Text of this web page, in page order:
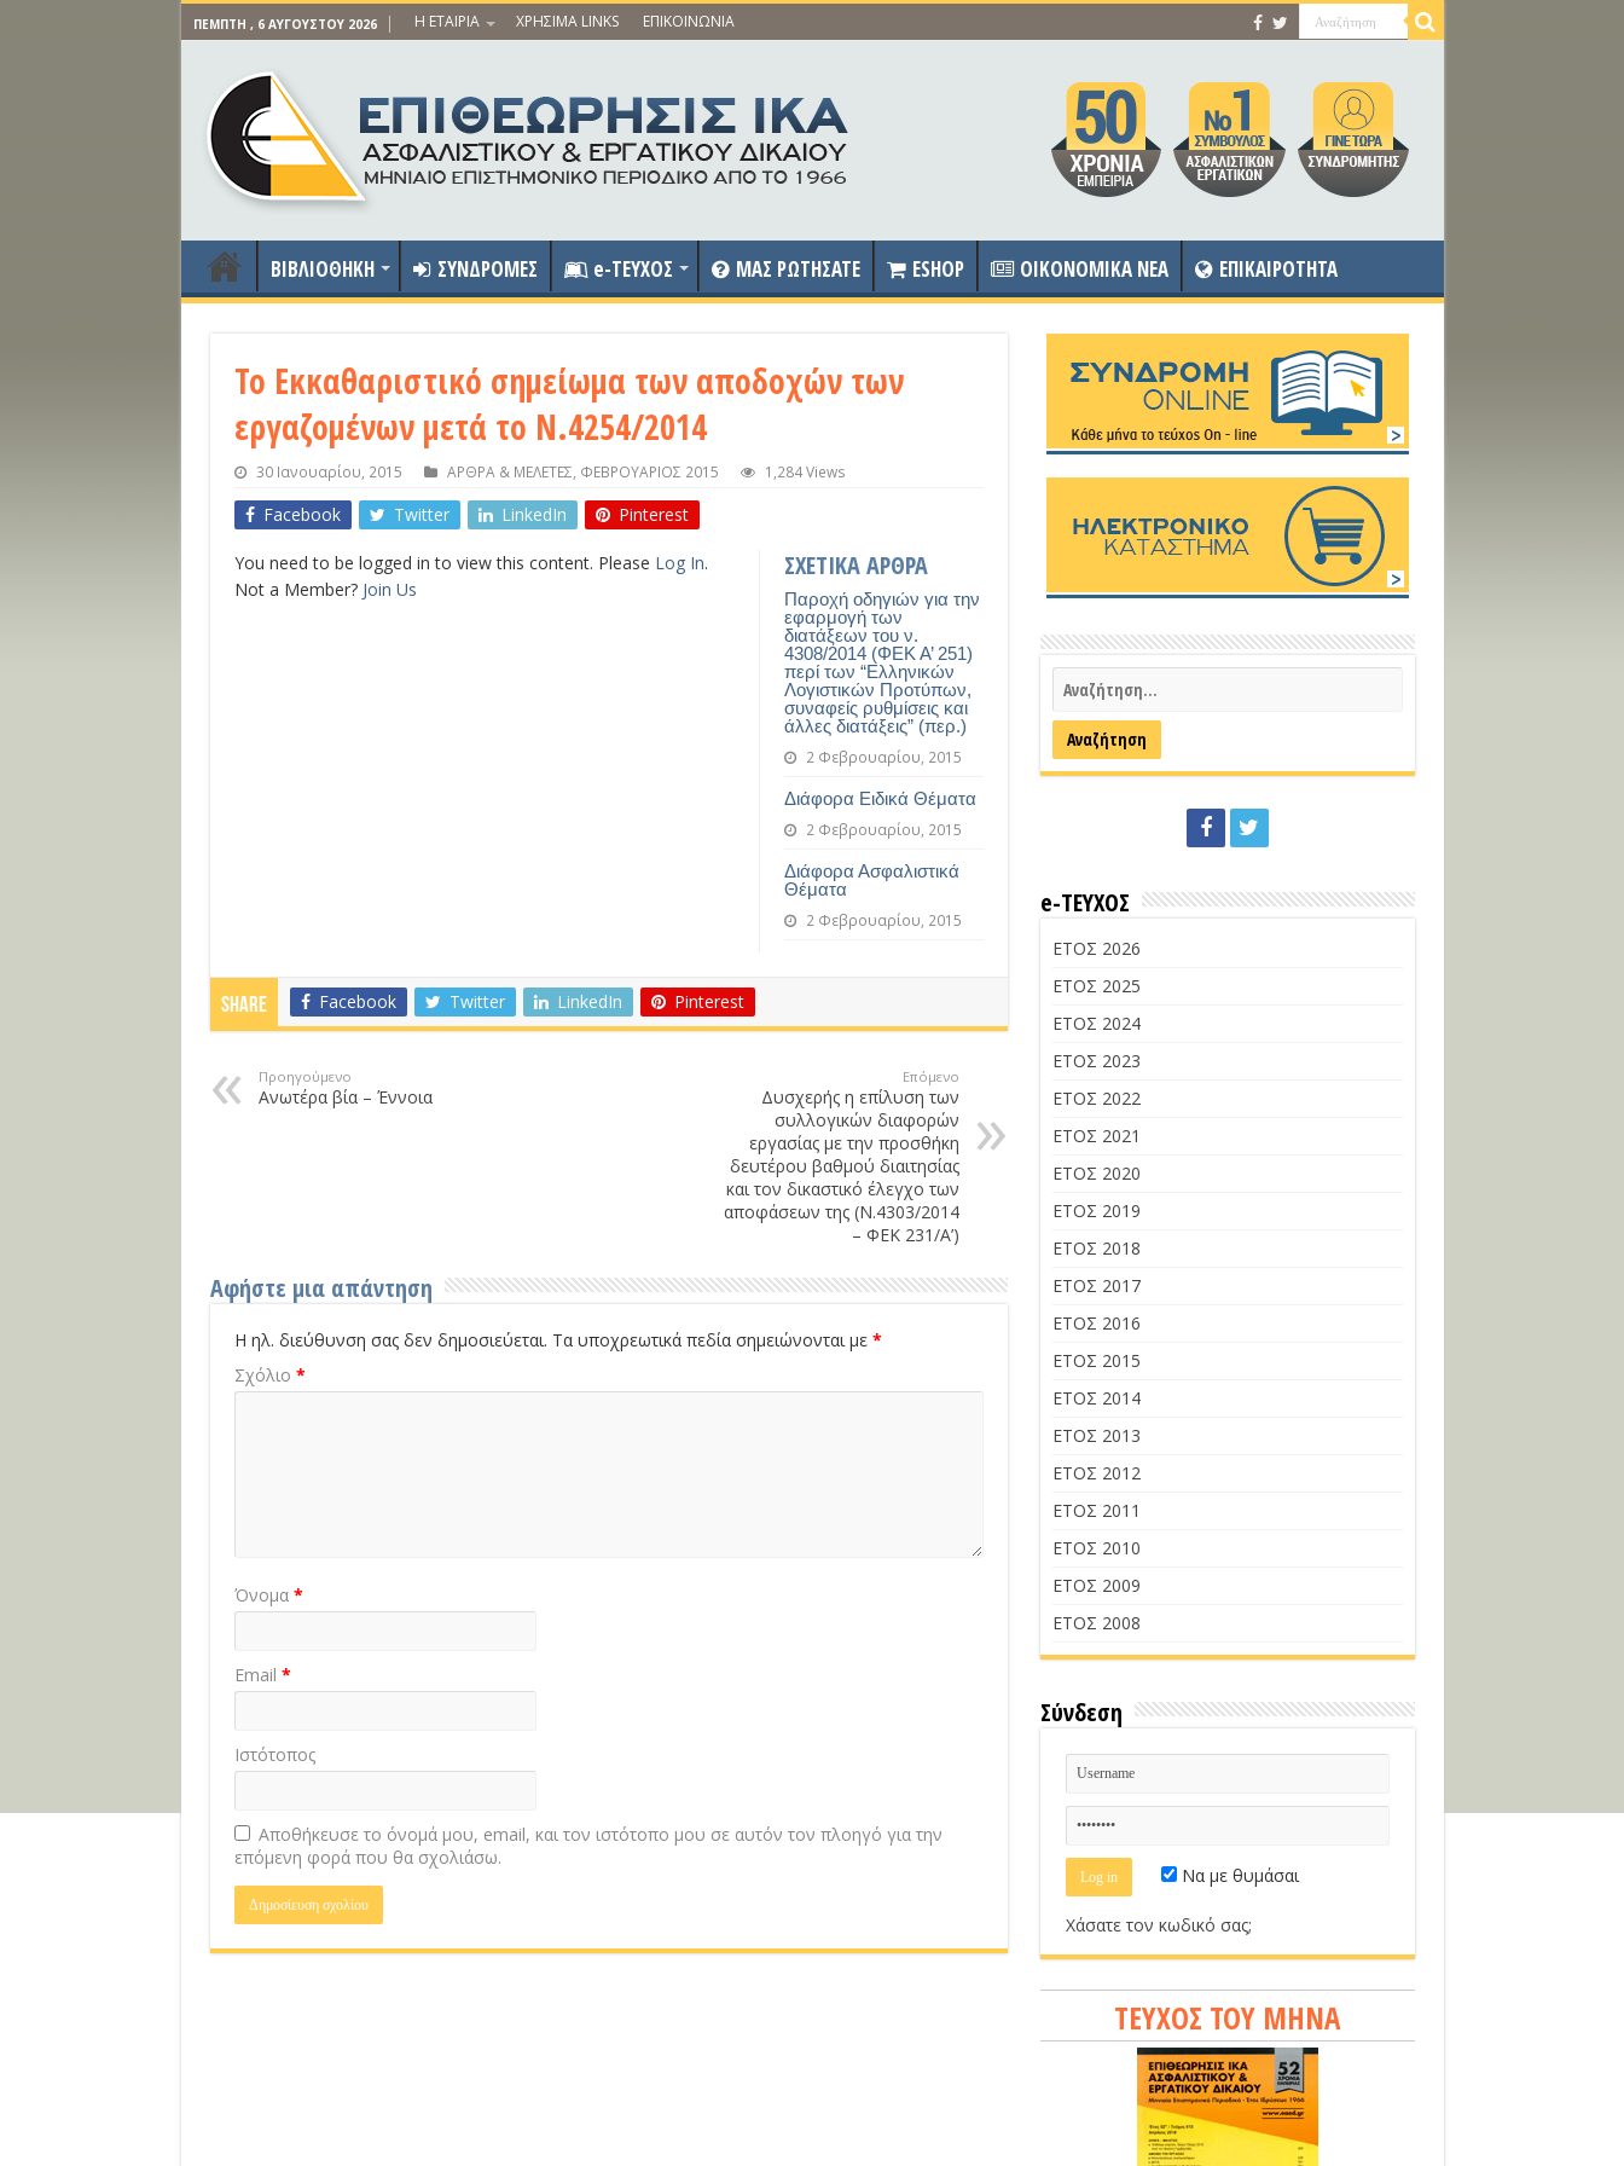
ΠΈΜΠΤΗ , 6 ΑΥΓΟΎΣΤΟΥ 2026 Η ΕΤΑΙΡΙΑ ΧΡΗΣΙΜΑ LINKS ΕΠΙΚΟΙΝΩΝΙΑ
ΒΙΒΛΙΟΘΗΚΗ ΣΥΝΔΡΟΜΕΣ e-ΤΕΥΧΟΣ ΜΑΣ ΡΩΤΗΣΑΤΕ ESHOP OIKONOMIKA NEA ΕΠΙΚΑΙΡΟΤΗΤΑ
Το Εκκαθαριστικό σημείωμα των αποδοχών των
εργαζομένων μετά το Ν.4254/2014
30 Ιανουαρίου, 2015 ΑΡΘΡΑ & ΜΕΛΕΤΕΣ ΦΕΒΡΟΥΑΡΙΟΣ 2015 1,284 Views
Facebook Twitter LinkedIn Pinterest
ΣΧΕΤΙΚΑ ΑΡΘΡΑ
Παροχή οδηγιών για την
εφαρμογή των
διατάξεων του ν.
4308/2014 (ΦΕΚ Α’ 251)
περί των “Ελληνικών
Λογιστικών Προτύπων,
συναφείς ρυθμίσεις και
άλλες διατάξεις” (περ.)
2 Φεβρουαρίου, 2015
Διάφορα Ειδικά Θέματα
2 Φεβρουαρίου, 2015
Διάφορα Ασφαλιστικά
Θέματα
2 Φεβρουαρίου, 2015
You need to be logged in to view this content. Please Log In.
Not a Member? Join Us
Share Facebook Twitter LinkedIn Pinterest
Προηγούμενο
Ανωτέρα βία – Έννοια
Επόμενο
Δυσχερής η επίλυση των
συλλογικών διαφορών
εργασίας με την προσθήκη
δευτέρου βαθμού διαιτησίας
και τον δικαστικό έλεγχο των
αποφάσεων της (Ν.4303/2014
– ΦΕΚ 231/Α’)
Αφήστε μια απάντηση
Η ηλ. διεύθυνση σας δεν δημοσιεύεται. Τα υποχρεωτικά πεδία σημειώνονται με *
Σχόλιο *
Όνομα *
Email *
Ιστότοπος
Αποθήκευσε το όνομά μου, email, και τον ιστότοπο μου σε αυτόν τον πλοηγό για την
επόμενη φορά που θα σχολιάσω.
e-ΤΕΥΧΟΣ
ΕΤΟΣ 2026
ΕΤΟΣ 2025
ΕΤΟΣ 2024
ΕΤΟΣ 2023
ΕΤΟΣ 2022
ΕΤΟΣ 2021
ΕΤΟΣ 2020
ΕΤΟΣ 2019
ΕΤΟΣ 2018
ΕΤΟΣ 2017
ΕΤΟΣ 2016
ΕΤΟΣ 2015
ΕΤΟΣ 2014
ΕΤΟΣ 2013
ΕΤΟΣ 2012
ΕΤΟΣ 2011
ΕΤΟΣ 2010
ΕΤΟΣ 2009
ΕΤΟΣ 2008
Σύνδεση
Να με θυμάσαι
Χάσατε τον κωδικό σας;
ΤΕΥΧΟΣ ΤΟΥ ΜΗΝΑ